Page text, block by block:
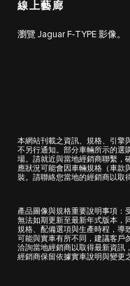
線上藝廊
瀏覽 Jaguar F‑TYPE 影像。
本網站刊載之資訊、規格、引擎
不另行通知。部分車輛所示的選
場。請就近與當地經銷商聯繫，
應狀況可能會因車輛規格（車款
裝。請聯絡您當地的經銷商以取
產品圖像與規格重要說明事項：
無法如期更新至最新年式版本，
規格、配備選項與生產時程，導
可能與實車有所不同，建議客戶
洽詢當地經銷商以取得最新資訊
經銷商保留依據實車說明與變更